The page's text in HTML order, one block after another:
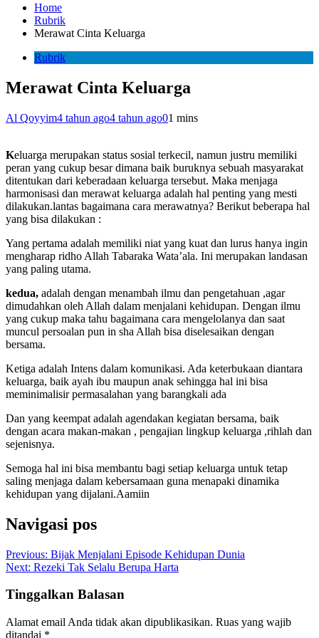
Home
Rubrik
Merawat Cinta Keluarga
Rubrik
Merawat Cinta Keluarga
Al Qoyyim4 tahun ago4 tahun ago01 mins
Keluarga merupakan status sosial terkecil, namun justru memiliki
peran yang cukup besar dimana baik buruknya sebuah masyarakat
ditentukan dari keberadaan keluarga tersebut. Maka menjaga
harmonisasi dan merawat keluarga adalah hal penting yang mesti
dilakukan.lantas bagaimana cara merawatnya? Berikut beberapa hal
yang bisa dilakukan :
Yang pertama adalah memiliki niat yang kuat dan lurus hanya ingin
mengharap ridho Allah Tabaraka Wata’ala. Ini merupakan landasan
yang paling utama.
kedua, adalah dengan menambah ilmu dan pengetahuan ,agar
dimudahkan oleh Allah dalam menjalani kehidupan. Dengan ilmu
yang cukup maka tahu bagaimana cara mengelolanya dan saat
muncul persoalan pun in sha Allah bisa diselesaikan dengan
bersama.
Ketiga adalah Intens dalam komunikasi. Ada keterbukaan diantara
keluarga, baik ayah ibu maupun anak sehingga hal ini bisa
meminimalisir permasalahan yang barangkali ada
Dan yang keempat adalah agendakan kegiatan bersama, baik
dengan acara makan-makan , pengajian lingkup keluarga ,rihlah dan
sejenisnya.
Semoga hal ini bisa membantu bagi setiap keluarga untuk tetap
saling menjaga dalam kebersamaan guna menapaki dinamika
kehidupan yang dijalani.Aamiin
Navigasi pos
Previous: Bijak Menjalani Episode Kehidupan Dunia
Next: Rezeki Tak Selalu Berupa Harta
Tinggalkan Balasan
Alamat email Anda tidak akan dipublikasikan. Ruas yang wajib
ditandai *